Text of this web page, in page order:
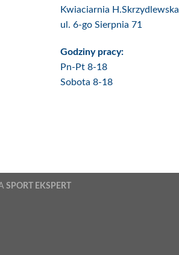
Kwiaciarnia H.Skrzydlewska
ul. 6-go Sierpnia 71
Godziny pracy:
Pn-Pt 8-18
Sobota 8-18
SPORT EKSPERT